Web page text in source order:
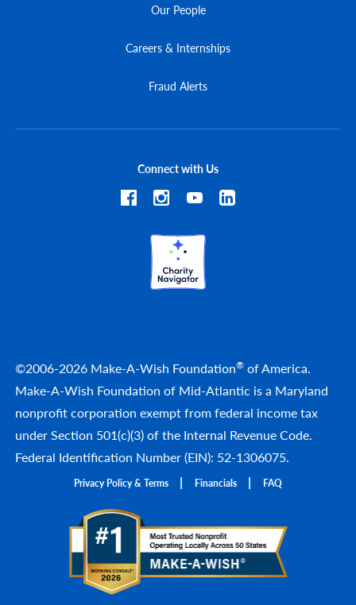
Our People
Careers & Internships
Fraud Alerts
©2006-2026 Make-A-Wish Foundation® of America.
Make-A-Wish Foundation of Mid-Atlantic is a Maryland
nonprofit corporation exempt from federal income tax
under Section 501(c)(3) of the Internal Revenue Code.
Federal Identification Number (EIN): 52-1306075.
Privacy Policy & Terms Financials FAQ
Connect with Us